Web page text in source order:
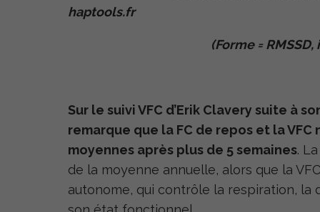
haptools.fr
(Forme = RMSSD, indice
Sur le suivi VFC d’Erik Clavery suite à
remarque que la FC de repos et la
moyennes après plus de 5 semaines.
de la moyenne annuelle, alors que la
autonome, qui contrôle la respiration, la